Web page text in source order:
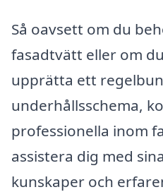
Så oavsett om du
fasadtvätt eller om
upprätta ett
underhållsschema,
professionella inom
assistera dig med
kunskaper och